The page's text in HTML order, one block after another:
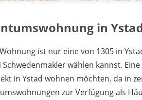
in
ist nur eine von 1305 in
Schwedenmakler wählen kannst.
in Ystad wohnen möchten, da in
zur Verfügung als